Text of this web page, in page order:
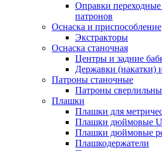
Оправки
патронов
Оснаска и приспособление
Экстракторы
Оснаска станочная
Центры и задние
Державки (накатки)
Патроны станочные
Патроны
Плашки
Плашки для
Плашки дюймовые
Плашки дюймовые
Плашкодержатели